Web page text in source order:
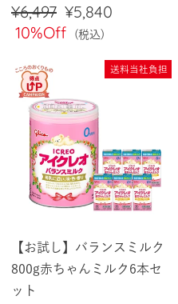
通
常
格
¥6,497 セ
ー
格
¥5,840
10%Off
送料当社負担
【お試し】バランスミルク
800g赤ちゃんミルク6本セ
ット